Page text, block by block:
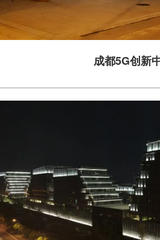
成都5G创新